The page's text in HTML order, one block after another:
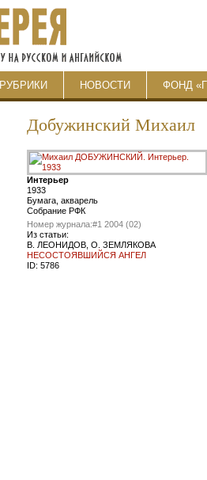
РУБРИКИ НОВОСТИ ФОНД
Добужинский Михаил
Интерьер
1933
Бумага, акварель
Собрание РФК
Номер журнала:#1 2004 (02)
Из статьи:
В. ЛЕОНИДОВ, О. ЗЕМЛЯКОВА
НЕСОСТОЯВШИЙСЯ АНГЕЛ
ID: 5786